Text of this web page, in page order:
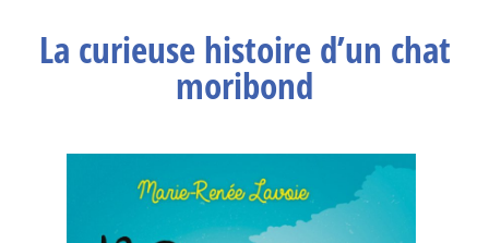
La curieuse histoire d’un chat
moribond